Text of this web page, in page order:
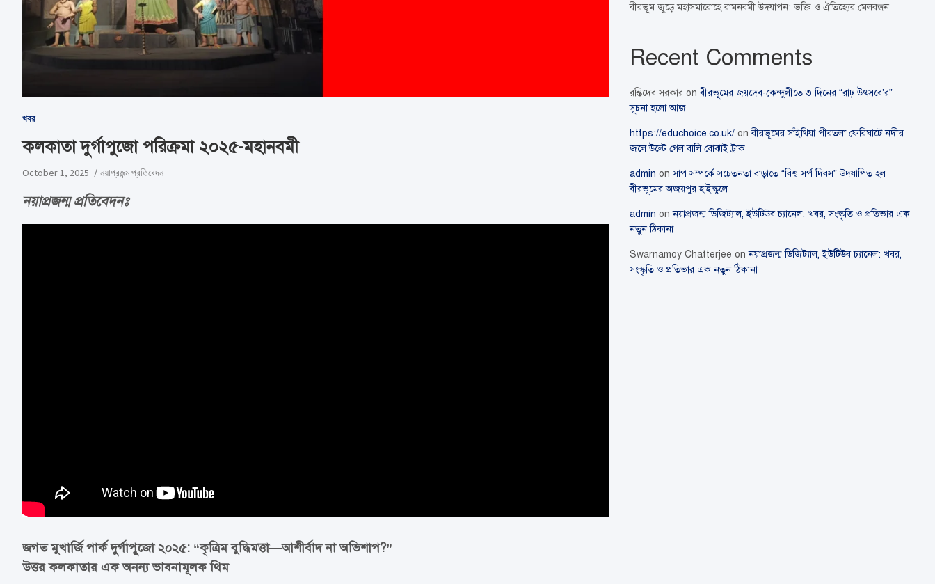
খবর
কলকাতা দুর্গাপুজো পরিক্রমা ২০২৫-মহানবমী
October 1, 2025 নয়াপ্রজন্ম প্রতিবেদন
নয়াপ্রজন্ম প্রতিবেদনঃ
জগত মুখার্জি পার্ক দুর্গাপূুজো ২০২৫: “কৃত্রিম বুদ্ধিমত্তা—আশীর্বাদ না অভিশাপ?”
উত্তর কলকাতার এক অনন্য ভাবনামূলক থিম
বীরভূম জুড়ে মহাসমারোহে রামনবমী উদযাপন: ভক্তি ও ঐতিহ্যের মেলবন্ধন
Recent Comments
রন্তিদেব সরকার onবীরভূমের জয়দেব-কেন্দুলীতে ৩ দিনের “রাঢ় উৎসবে’র”
সূচনা হলো আজ
https://educhoice.co.uk/ onবীরভূমের সাঁইথিয়া পীরতলা ফেরিঘাটে নদীর
জলে উল্টে গেল বালি বোঝাই ট্রাক
admin onসাপ সম্পর্কে সচেতনতা বাড়াতে “বিশ্ব সর্প দিবস” উদযাপিত হল
বীরভূমের অজয়পুর হাইস্কুলে
admin onনয়াপ্রজন্ম ডিজিট্যাল, ইউটিউব চ্যানেল: খবর, সংস্কৃতি ও প্রতিভার এক
নতুন ঠিকানা
Swarnamoy Chatterjee onনয়াপ্রজন্ম ডিজিট্যাল, ইউটিউব চ্যানেল: খবর,
সংস্কৃতি ও প্রতিভার এক নতুন ঠিকানা